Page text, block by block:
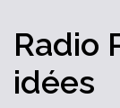
Radio
idées